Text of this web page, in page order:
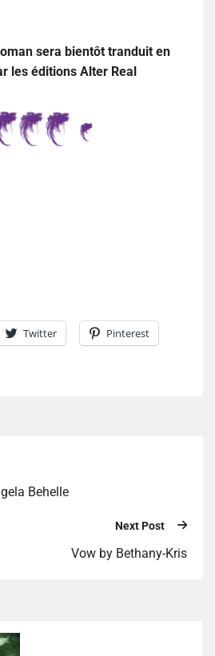
sera bientôt tranduit en
les éditions Alter Real
Twitter Pinterest
Behelle
Next Post
Vow by Bethany-Kris